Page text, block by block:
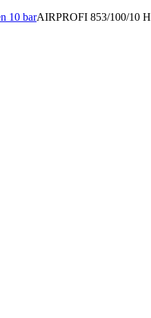
10 barAIRPROFI 853/100/10 H